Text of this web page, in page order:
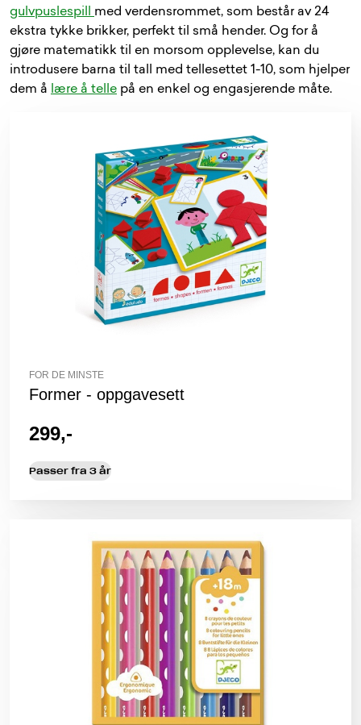
gulvpuslespill med verdensrommet, som består av 24
ekstra tykke brikker, perfekt til små hender. Og for å
gjøre matematikk til en morsom opplevelse, kan du
introdusere barna til tall med tellesettet 1-10, som hjelper
dem å lære å telle på en enkel og engasjerende måte.
FOR DE MINSTE
Former - oppgavesett
299,-
Passer fra 3 år